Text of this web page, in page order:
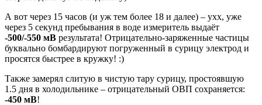
А вот через 15 часов (и уж тем более 18 и далее) – ухх, уже
через 5 секунд пребывания в воде измеритель выдаёт
-500/-550 мВ результата! Отрицательно-заряженные частицы
буквально бомбардируют погруженный в сурицу электрод и
просятся быстрее в кружку! :)
Также замерял слитую в чистую тару сурицу, простоявшую
1.5 дня в холодильнике – отрицательный ОВП сохраняется:
-450 мВ!